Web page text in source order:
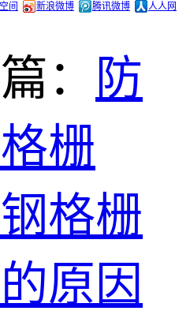
间 新浪微博 腾讯微博
人人网
：
防
栅
格栅
原因